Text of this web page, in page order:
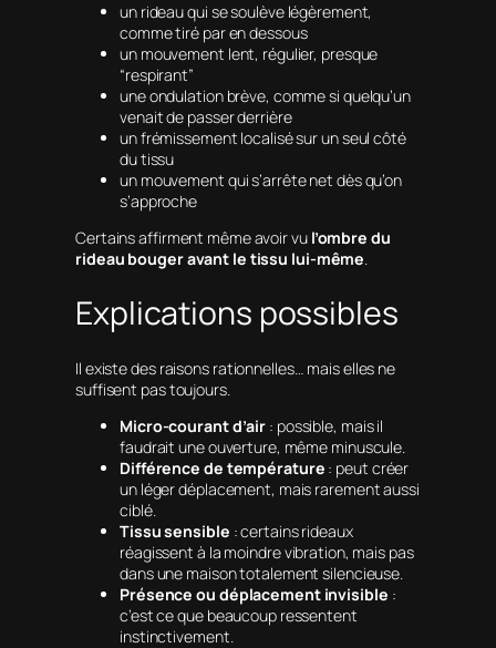
un rideau qui se soulève légèrement,
comme tiré par en dessous
un mouvement lent, régulier, presque
“respirant”
une ondulation brève, comme si quelqu’un
venait de passer derrière
un frémissement localisé sur un seul côté
du tissu
un mouvement qui s’arrête net dès qu’on
s’approche
Certains affirment même avoir vu l’ombre du
rideau bouger avant le tissu lui-même.
Explications possibles
Il existe des raisons rationnelles… mais elles ne
suffisent pas toujours.
Micro‑courant d’air : possible, mais il
faudrait une ouverture, même minuscule.
Différence de température : peut créer
un léger déplacement, mais rarement aussi
ciblé.
Tissu sensible : certains rideaux
réagissent à la moindre vibration, mais pas
dans une maison totalement silencieuse.
Présence ou déplacement invisible :
c’est ce que beaucoup ressentent
instinctivement.